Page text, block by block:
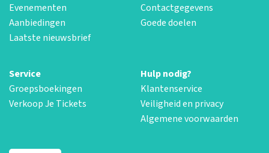
Evenementen
Aanbiedingen
Laatste nieuwsbrief
Contactgegevens
Goede doelen
Service
Groepsboekingen
Verkoop Je Tickets
Hulp nodig?
Klantenservice
Veiligheid en privacy
Algemene voorwaarden